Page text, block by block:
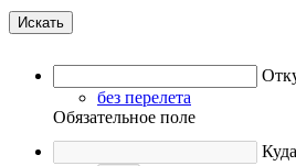
Искать
без перелета
Обязательное поле
Куда